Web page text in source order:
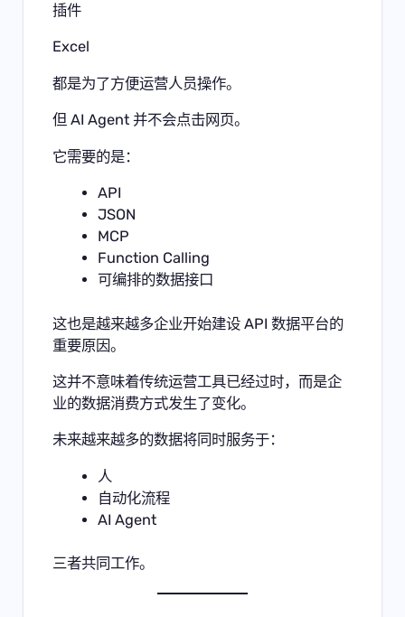
插件
Excel
都是为了方便运营人员操作。
但 AI Agent 并不会点击网页。
它需要的是：
API
JSON
MCP
Function Calling
可编排的数据接口
这也是越来越多企业开始建设 API 数据平台的
重要原因。
这并不意味着传统运营工具已经过时，而是企
业的数据消费方式发生了变化。
未来越来越多的数据将同时服务于：
人
自动化流程
AI Agent
三者共同工作。